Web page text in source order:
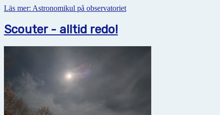
Läs mer: Astronomikul på observatoriet
Scouter - alltid redo!